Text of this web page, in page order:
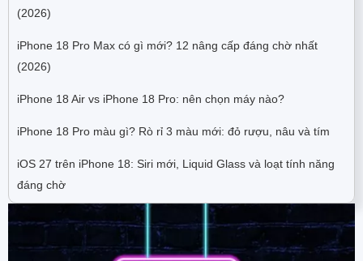
(2026)
iPhone 18 Pro Max có gì mới? 12 nâng cấp đáng chờ nhất
(2026)
iPhone 18 Air vs iPhone 18 Pro: nên chọn máy nào?
iPhone 18 Pro màu gì? Rò rỉ 3 màu mới: đỏ rượu, nâu và tím
iOS 27 trên iPhone 18: Siri mới, Liquid Glass và loạt tính năng
đáng chờ